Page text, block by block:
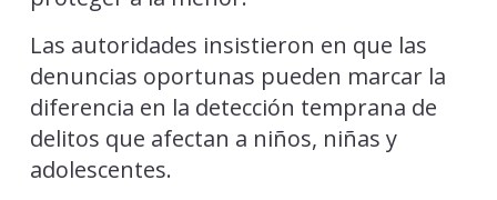
Las autoridades insistieron en que las
denuncias oportunas pueden marcar la
diferencia en la detección temprana de
delitos que afectan a niños, niñas y
adolescentes.